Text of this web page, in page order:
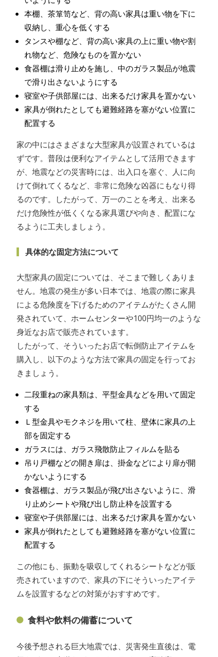
本棚、茶箪笥など、背の高い家具は重い物を下に
収納し、重心を低くする
タンスや棚など、背の高い家具の上に重い物や割
れ物など、危険なものを置かない
食器棚は滑り止めを施し、中のガラス製品が地震
で滑り出さないようにする
寝室や子供部屋には、出来るだけ家具を置かない
家具が倒れたとしても避難経路を塞がない位置に
配置する
家の中にはさまざまな大型家具が設置されているは
ずです。普段は便利なアイテムとして活用できます
が、地震などの災害時には、出入口を塞ぐ、人に向
けて倒れてくるなど、非常に危険な凶器にもなり得
るのです。したがって、万一のことを考え、出来る
だけ危険性が低くくなる家具選びや向き、配置にな
るように工夫しましょう。
具体的な固定方法について
大型家具の固定については、そこまで難しくありま
せん。地震の発生が多い日本では、地震の際に家具
による危険度を下げるためのアイテムがたくさん開
発されていて、ホームセンターや100円均一のような
身近なお店で販売されています。
したがって、そういったお店で転倒防止アイテムを
購入し、以下のような方法で家具の固定を行ってお
きましょう。
二段重ねの家具類は、平型金具などを用いて固定
する
Ｌ型金具やモクネジを用いて柱、壁体に家具の上
部を固定する
ガラスには、ガラス飛散防止フィルムを貼る
吊り戸棚などの開き扉は、掛金などにより扉が開
かないようにする
食器棚は、ガラス製品が飛び出さないように、滑
り止めシートや飛び出し防止枠を設置する
寝室や子供部屋には、出来るだけ家具を置かない
家具が倒れたとしても避難経路を塞がない位置に
配置する
この他にも、振動を吸収してくれるシートなどが販
売されていますので、家具の下にそういったアイテ
ムを設置するなどの対策がおすすめです。
食料や飲料の備蓄について
今後予想される巨大地震では、災害発生直後は、電